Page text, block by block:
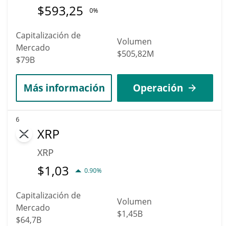
$593,25 0%
Capitalización de
Mercado
$79B
Volumen
$505,82M
Más información Operación
6
XRP
XRP
$1,03 0.90%
Capitalización de
Mercado
$64,7B
Volumen
$1,45B